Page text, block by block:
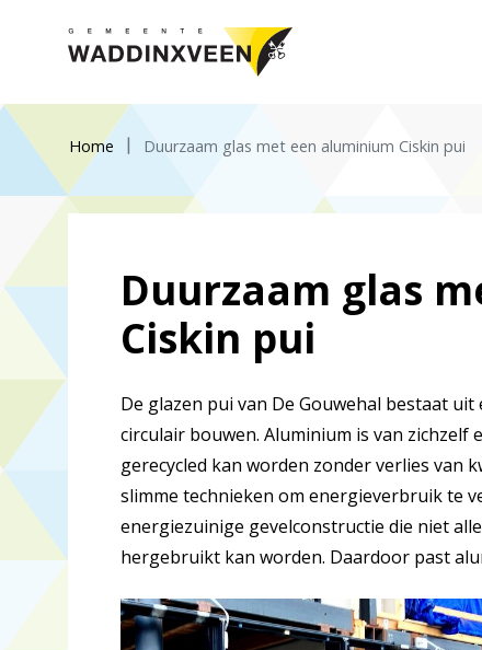
Home Duurzaam glas met een aluminium Ciskin pui
Duurzaam glas
Ciskin pui
De glazen pui van De Gouwehal bestaat
circulair bouwen. Aluminium is van
gerecycled kan worden zonder verlies van
slimme technieken om energieverbruik te
energiezuinige gevelconstructie die niet
hergebruikt kan worden. Daardoor past